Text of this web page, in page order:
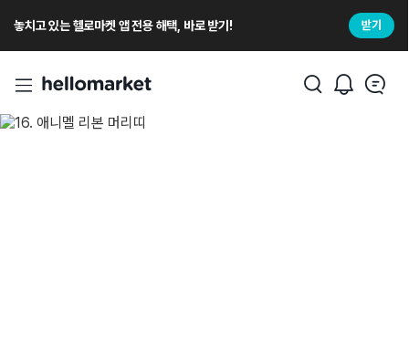
놓치고 있는 헬로마켓 앱 전용 해택, 바로 받기! 받기